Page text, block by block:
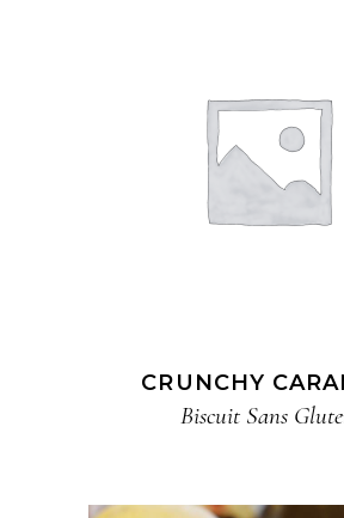
CRUNCHY
Biscuit​ Sans